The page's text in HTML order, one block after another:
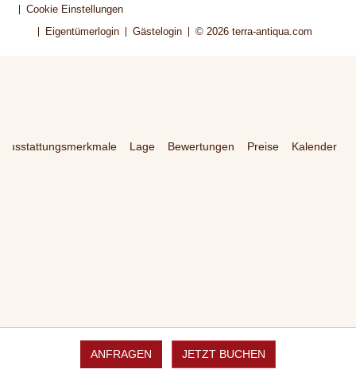
ANFRAGEN JETZT BUCHEN
Cookie Einstellungen
Eigentümerlogin
Gästelogin © 2026 terra-antiqua.com
Ausstattungsmerkmale Lage Bewertungen Preise Kalender